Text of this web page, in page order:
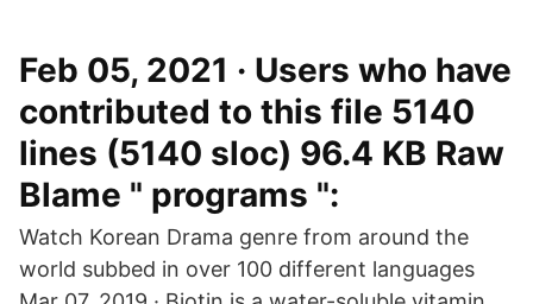
Feb 05, 2021 · Users who have
contributed to this file 5140
lines (5140 sloc) 96.4 KB Raw
Blame " programs ":
Watch Korean Drama genre from around the
world subbed in over 100 different languages